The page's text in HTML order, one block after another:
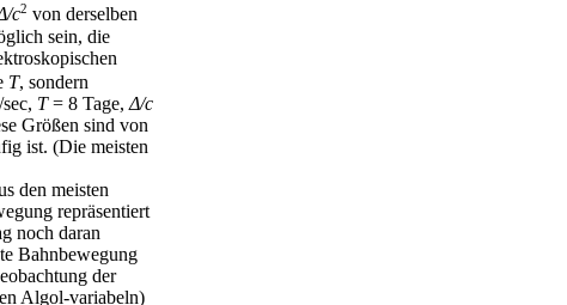
c2 von derselben
sein, die
T, sondern
T= 8 Tage, Δ/c
Größen sind von
ist. (Die meisten
den meisten
repräsentiert
noch daran
Bahnbewegung
der
Algol-variabeln)